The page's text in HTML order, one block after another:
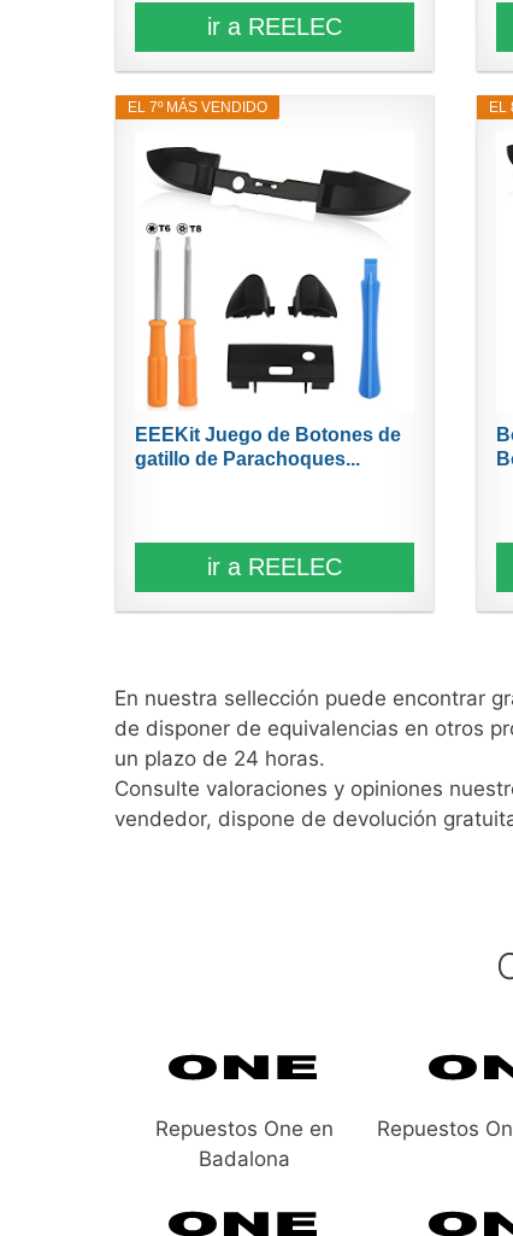
ir a REELEC
EL 7º MÁS VENDIDO
EEEKit Juego de Botones de
gatillo de Parachoques...
ir a REELEC
EL
En nuestra sellección puede encontrar
de disponer de equivalencias en otros
un plazo de 24 horas.
Consulte valoraciones y opiniones
vendedor, dispone de devolución
Repuestos One en
Badalona
Repuestos